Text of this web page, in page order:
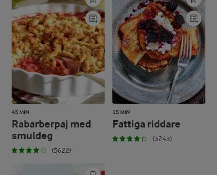
45 MIN
Rabarberpaj med
smuldeg
(5622)
15 MIN
Fattiga riddare
(3243)